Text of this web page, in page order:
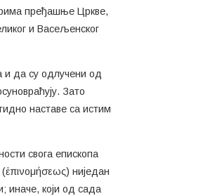
пређашње Цркве,
и Васељенског
и да су одлучени од
Зато
наставе са истим
свога епископа
ниједан
иначе, који од сада